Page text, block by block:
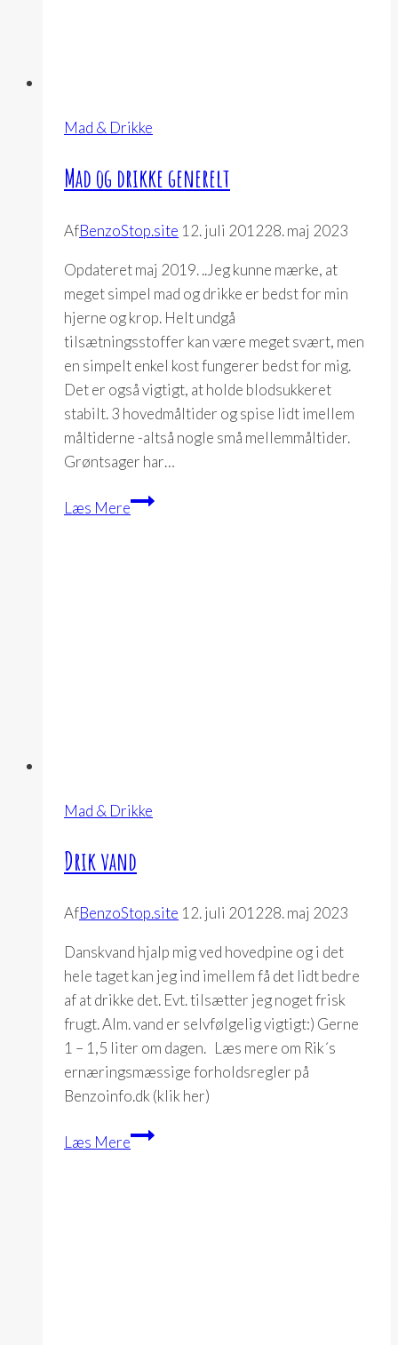
Mad & Drikke
Mad og drikke generelt
AfBenzoStop.site 12. juli 201228. maj 2023
Opdateret maj 2019. ..Jeg kunne mærke, at
meget simpel mad og drikke er bedst for min
hjerne og krop. Helt undgå
tilsætningsstoffer kan være meget svært, men
en simpelt enkel kost fungerer bedst for mig.
Det er også vigtigt, at holde blodsukkeret
stabilt. 3 hovedmåltider og spise lidt imellem
måltiderne -altså nogle små mellemmåltider.
Grøntsager har…
Læs MereMad
Mad & Drikke
Drik vand
AfBenzoStop.site 12. juli 201228. maj 2023
Danskvand hjalp mig ved hovedpine og i det
hele taget kan jeg ind imellem få det lidt bedre
af at drikke det. Evt. tilsætter jeg noget frisk
frugt. Alm. vand er selvfølgelig vigtigt:) Gerne
1 – 1,5 liter om dagen. Læs mere om Rik´s
ernæringsmæssige forholdsregler på
Benzoinfo.dk (klik her)
Læs MereDrik